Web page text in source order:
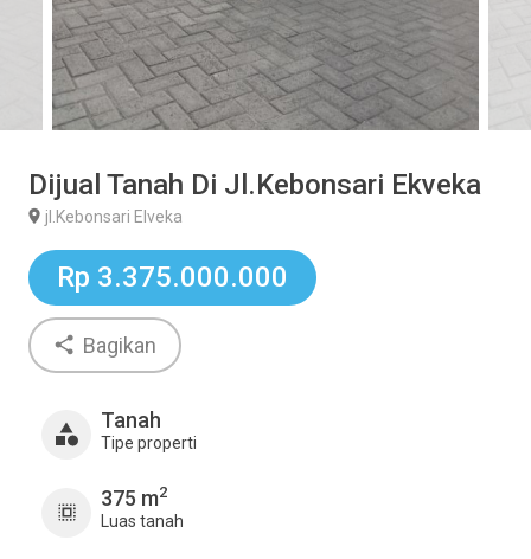
Dijual Tanah Di Jl.Kebonsari Ekveka
jl.Kebonsari Elveka
Rp 3.375.000.000
Bagikan
Tanah
Tipe properti
375 m2
Luas tanah